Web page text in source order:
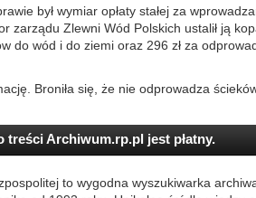
był wymiar opłaty stałej za
zarządu Zlewni Wód Polskich ustalił ją
do wód i do ziemi oraz 296 zł za
Broniła się, że nie odprowadza
treści Archiwum.rp.pl jest płatny.
to wygodna wyszukiwarka